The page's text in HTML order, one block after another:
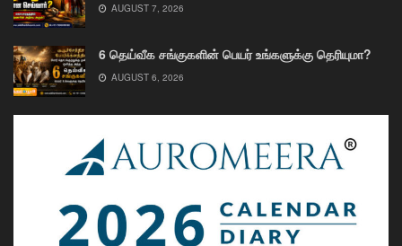
AUGUST 7, 2026
6 தெய்வீக சங்குகளின் பெயர் உங்களுக்கு தெரியுமா?
AUGUST 6, 2026